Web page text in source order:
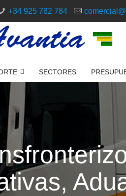
+34 925 782 784
SECTORES